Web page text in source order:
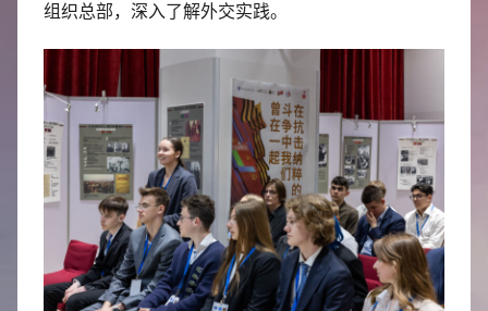
组织总部，深入了解外交实践。